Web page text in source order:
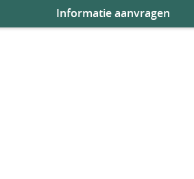
Informatie aanvragen